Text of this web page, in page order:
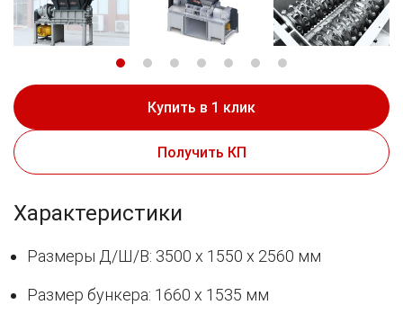
Купить в 1 клик
Получить КП
Характеристики
Размеры Д/Ш/В: 3500 x 1550 x 2560 мм
Размер бункера: 1660 x 1535 мм